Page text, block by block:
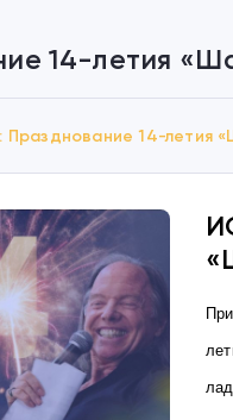
14-летия
14-летия